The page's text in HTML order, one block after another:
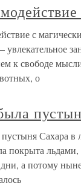
с
увлекательное
к свободе
о
Сахара в
покрыта льдами,
а потому